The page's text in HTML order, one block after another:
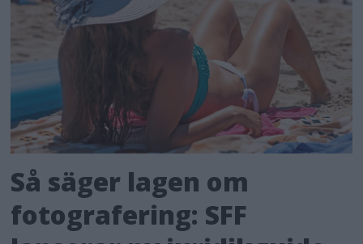
Så säger lagen om
fotografering: SFF